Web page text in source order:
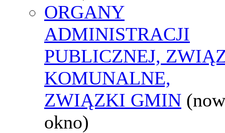
ORGANY
ADMINISTRACJI
PUBLICZNEJ,
KOMUNALNE,
ZWIĄZKI GMIN
okno)